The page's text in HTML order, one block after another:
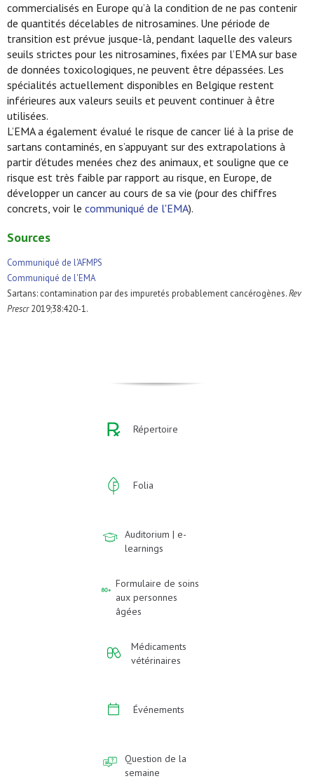
commercialisés en Europe qu’à la condition de ne pas contenir
de quantités décelables de nitrosamines. Une période de
transition est prévue jusque-là, pendant laquelle des valeurs
seuils strictes pour les nitrosamines, fixées par l’EMA sur base
de données toxicologiques, ne peuvent être dépassées. Les
spécialités actuellement disponibles en Belgique restent
inférieures aux valeurs seuils et peuvent continuer à être
utilisées.
L’EMA a également évalué le risque de cancer lié à la prise de
sartans contaminés, en s’appuyant sur des extrapolations à
partir d’études menées chez des animaux, et souligne que ce
risque est très faible par rapport au risque, en Europe, de
développer un cancer au cours de sa vie (pour des chiffres
concrets, voir le communiqué de l'EMA).
Sources
Communiqué de l'AFMPS
Communiqué de l'EMA
Sartans: contamination par des impuretés probablement cancérogènes.Rev
Prescr2019;38:420-1.
Répertoire
Folia
Auditorium | e-
learnings
Formulaire de soins
aux personnes
âgées
Médicaments
vétérinaires
Événements
Question de la
semaine